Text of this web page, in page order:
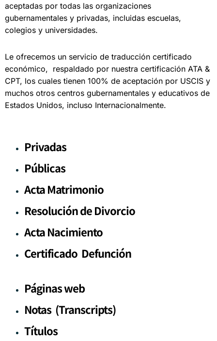
aceptadas por todas las organizaciones
gubernamentales y privadas, incluidas escuelas,
colegios y universidades.
Le ofrecemos un servicio de traducción certificado
económico, respaldado por nuestra certificación ATA &
CPT, los cuales tienen 100% de aceptación por USCIS y
muchos otros centros gubernamentales y educativos de
Estados Unidos, incluso Internacionalmente.
Privadas
Públicas
Acta Matrimonio
Resolución de Divorcio
Acta Nacimiento
Certificado Defunción
Páginas web
Notas (Transcripts)
Títulos